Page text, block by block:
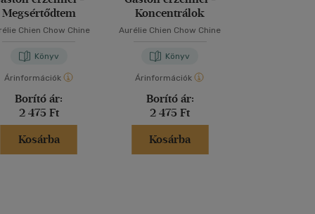
Megsértődtem
Chien Chow Chine
Könyv
Árinformációk
Borító ár:
2 475 Ft
Kosárba
Koncentrálok
Aurélie Chien Chow Chine
Könyv
Árinformációk
Borító ár:
2 475 Ft
Kosárba